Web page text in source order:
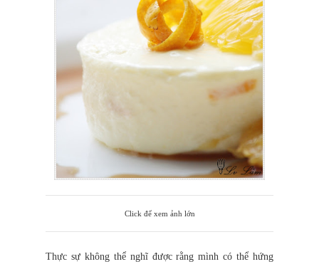
Click để xem ảnh lớn
Thực sự không thể nghĩ được rằng mình có thể hứng